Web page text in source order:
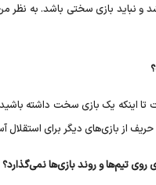
و نباید بازی سختی باشد. به
تا اینکه یک بازی سخت داشته
از بازی‌های دیگر برای استقلال
تیم‌ها و روند بازی‌ها نمی‌گذارد؟